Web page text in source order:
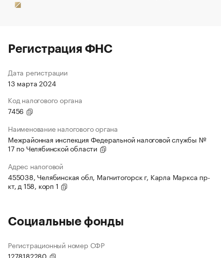
Регистрация ФНС
Дата регистрации
13 марта 2024
Код налогового органа
7456
Наименование налогового органа
Межрайонная инспекция Федеральной налоговой службы №
17 по Челябинской области
Адрес налоговой
455038, Челябинская обл, Магнитогорск г, Карла Маркса пр-
кт, д 158, корп 1
Социальные фонды
Регистрационный номер СФР
1278182280